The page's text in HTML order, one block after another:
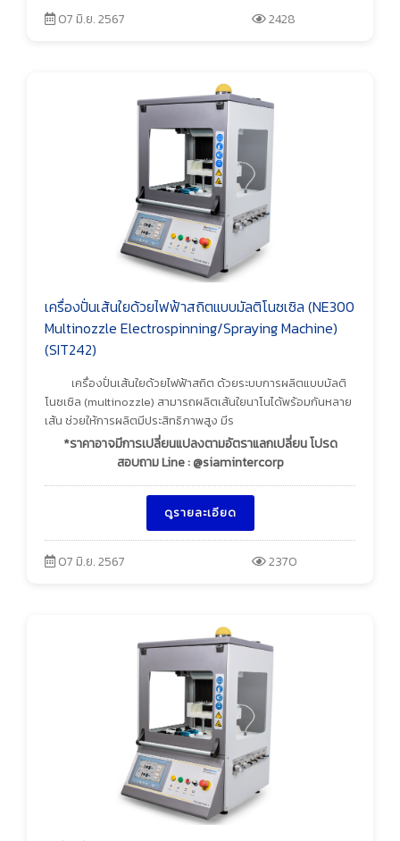
07 มิ.ย. 2567 2428
เครื่องปั่นเส้นใยด้วยไฟฟ้าสถิตแบบมัลติโนซเซิล (NE300
Multinozzle Electrospinning/Spraying Machine)
(SIT242)
เครื่องปั่นเส้นใยด้วยไฟฟ้าสถิต ด้วยระบบการผลิตแบบมัลติ
โนซเซิล (multinozzle) สามารถผลิตเส้นใยนาโนได้พร้อมกันหลาย
เส้น ช่วยให้การผลิตมีประสิทธิภาพสูง มีร
*ราคาอาจมีการเปลี่ยนแปลงตามอัตราแลกเปลี่ยน โปรด
สอบถาม Line : @siamintercorp
ดูรายละเอียด
07 มิ.ย. 2567 2370